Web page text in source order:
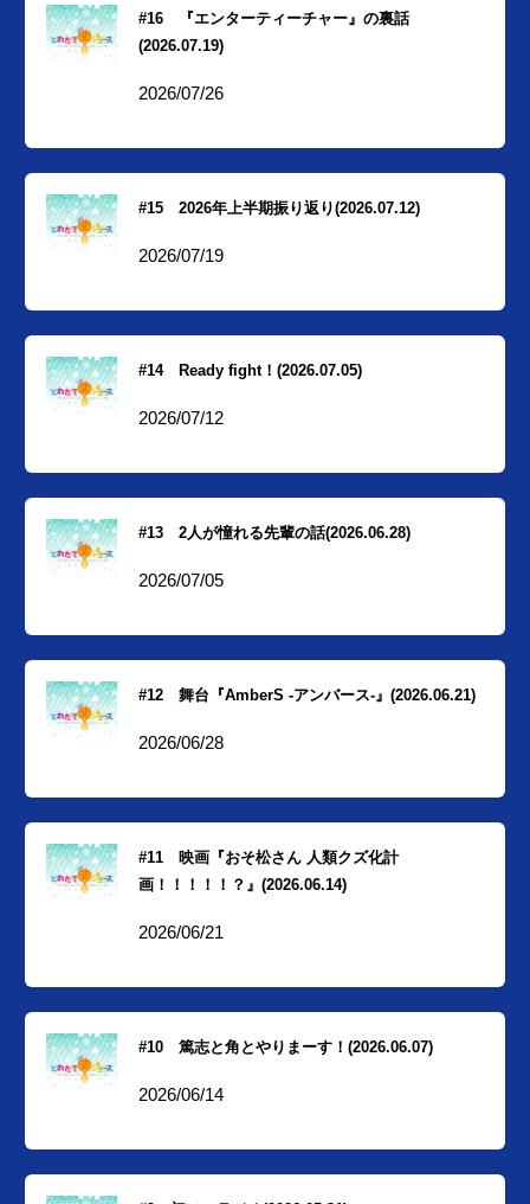
#16 『エンターティーチャー』の裏話
(2026.07.19)
2026/07/26
#15 2026年上半期振り返り(2026.07.12)
2026/07/19
#14 Ready fight！(2026.07.05)
2026/07/12
#13 2人が憧れる先輩の話(2026.06.28)
2026/07/05
#12 舞台『AmberS -アンバース-』(2026.06.21)
2026/06/28
#11 映画『おそ松さん 人類クズ化計
画！！！！！？』(2026.06.14)
2026/06/21
#10 篤志と角とやりまーす！(2026.06.07)
2026/06/14